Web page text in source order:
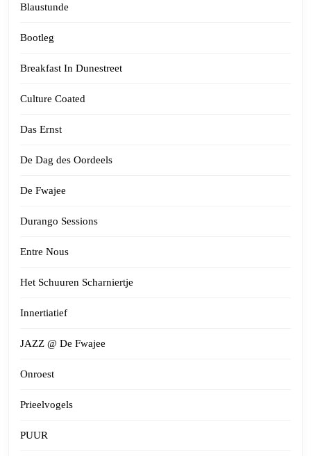
Blaustunde
Bootleg
Breakfast In Dunestreet
Culture Coated
Das Ernst
De Dag des Oordeels
De Fwajee
Durango Sessions
Entre Nous
Het Schuuren Scharniertje
Innertiatief
JAZZ @ De Fwajee
Onroest
Prieelvogels
PUUR